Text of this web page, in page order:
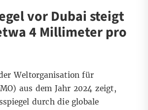
vor Dubai steigt
4 Millimeter pro
Weltorganisation für
aus dem Jahr 2024 zeigt,
durch die globale